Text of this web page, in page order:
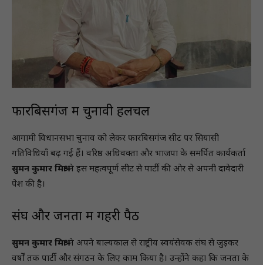
फारबिसगंज में चुनावी हलचल
आगामी विधानसभा चुनाव को लेकर फारबिसगंज सीट पर सियासी
गतिविधियाँ बढ़ गई हैं। वरिष्ठ अधिवक्ता और भाजपा के समर्पित कार्यकर्ता
सुमन कुमार मिश्राने इस महत्वपूर्ण सीट से पार्टी की ओर से अपनी दावेदारी
पेश की है।
संघ और जनता में गहरी पैठ
सुमन कुमार मिश्राने अपने बाल्यकाल से राष्ट्रीय स्वयंसेवक संघ से जुड़कर
वर्षों तक पार्टी और संगठन के लिए काम किया है। उन्होंने कहा कि जनता के